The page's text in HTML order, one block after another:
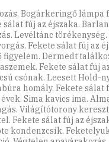
Bogárkeringő lámpa
fúj az éjszaka.
Levéltánc
Fekete sálat fúj az
figyelem. Dermedt
Fekete sálat fúj
csónak. Leesett Hold-
homály. Fekete sálat
Sima kavics ima.
Világítótorony
Fekete sálat fúj az
kondenzcsík.